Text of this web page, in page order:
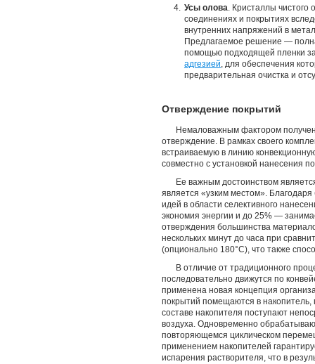
Усы олова. Кристаллы
соединениях и покрытиях
внутренних напряжений в
Предлагаемое решение —
помощью подходящей пленки
адгезией, для обеспечения
предварительная очистка и
Отверждение покрытий
Немаловажным фактором
отверждение. В рамках своего
встраиваемую в линию
совместно с установкой нанесения
Ее важным достоинством
является «узким местом».
идей в области селективного
экономия энергии и до 25% —
отверждения большинства
нескольких минут до часа при
(опционально 180°С), что также
В отличие от традиционного
последовательно движутся по
применена новая концепция
покрытий помещаются в накопитель,
составе накопителя поступают
воздуха. Одновременно
повторяющемся циклическом
применением накопителей
испарения растворителя, что в